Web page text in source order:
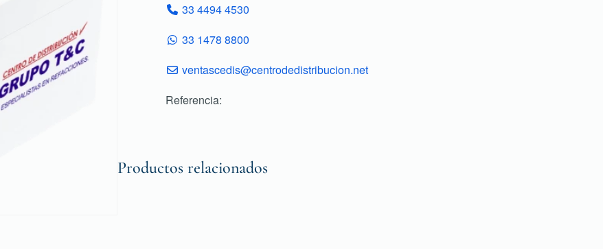
33 4494 4530
33 1478 8800
ventascedis@centrodedistribucion.net
Referencia:
Productos relacionados